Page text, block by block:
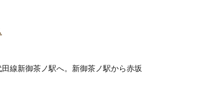
線新御茶ノ駅へ。新御茶ノ駅から赤坂